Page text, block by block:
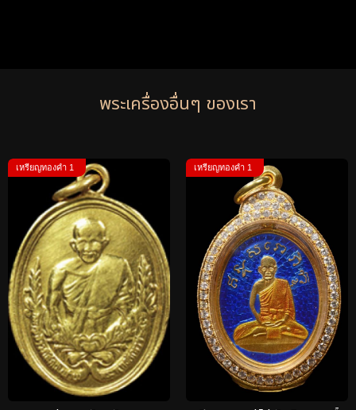
พระเครื่องอื่นๆ ของเรา
เหรียญทองคำ 1 เหรียญทองคำ 1